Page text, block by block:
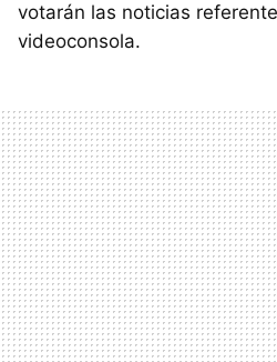
votarán las noticias
videoconsola.